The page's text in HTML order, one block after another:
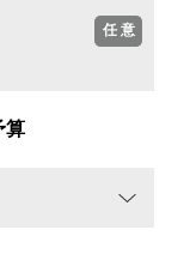
任 意
算